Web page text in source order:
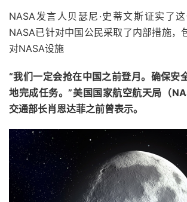
NASA发言人贝瑟尼·史蒂文斯证实了这
NASA已针对中国公民采取了内部措施，
对NASA设施
“我们一定会抢在中国之前登月。确保安
地完成任务。”美国国家航空航天局（
交通部长肖恩达菲之前曾表示。